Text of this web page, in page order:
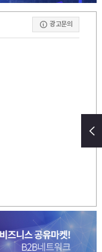
광고문의